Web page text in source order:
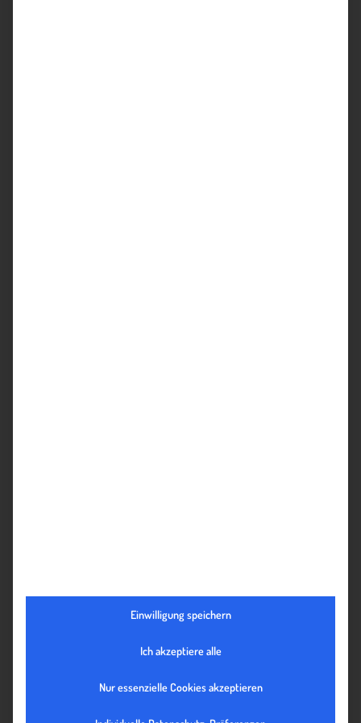
FIRMENBESUCH BEI DER CHRISTOF SYSTEMS GMBH
Einwilligung speichern
Ich akzeptiere alle
Nur essenzielle Cookies akzeptieren